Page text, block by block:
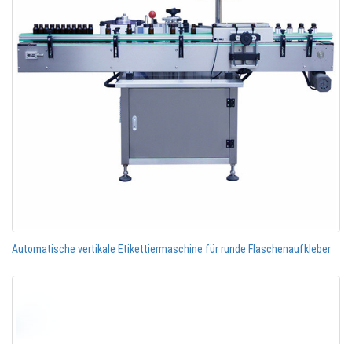
Automatische vertikale Etikettiermaschine für runde Flaschenaufkleber